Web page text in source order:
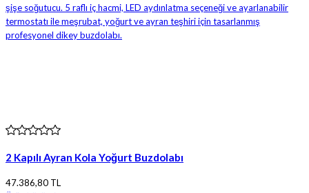
2 Kapılı Ayran Kola Yoğurt Buzdolabı
47.386,80 TL